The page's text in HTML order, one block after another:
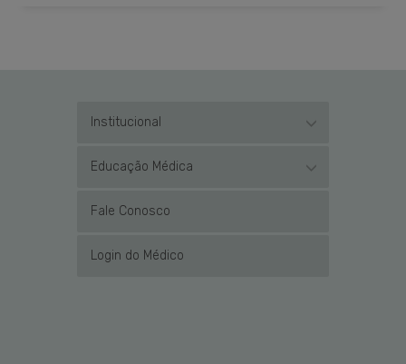
Institucional
Educação Médica
Fale Conosco
Login do Médico